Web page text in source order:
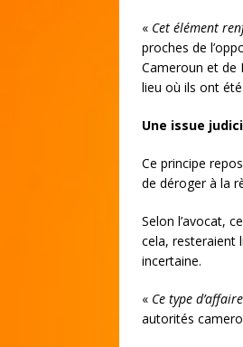
« Cet élément
proches de
Cameroun et de
lieu où ils ont
Une issue
Ce principe
de déroger à la
Selon l’avocat,
cela, resteraient
incertaine.
« Ce type
autorités